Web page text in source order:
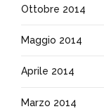
Ottobre 2014
Maggio 2014
Aprile 2014
Marzo 2014